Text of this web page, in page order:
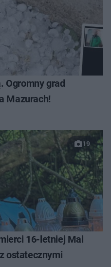
Ogromny grad
Mazurach!
19
16-letniej Mai
ostatecznymi